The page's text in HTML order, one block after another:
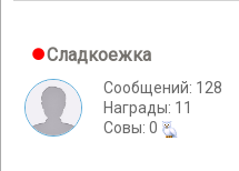
Сладкоежка
Сообщений: 128
Награды: 11
Cовы: 0